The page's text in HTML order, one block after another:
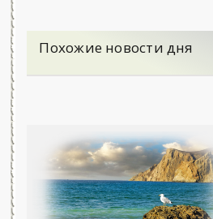
Похожие новости дня